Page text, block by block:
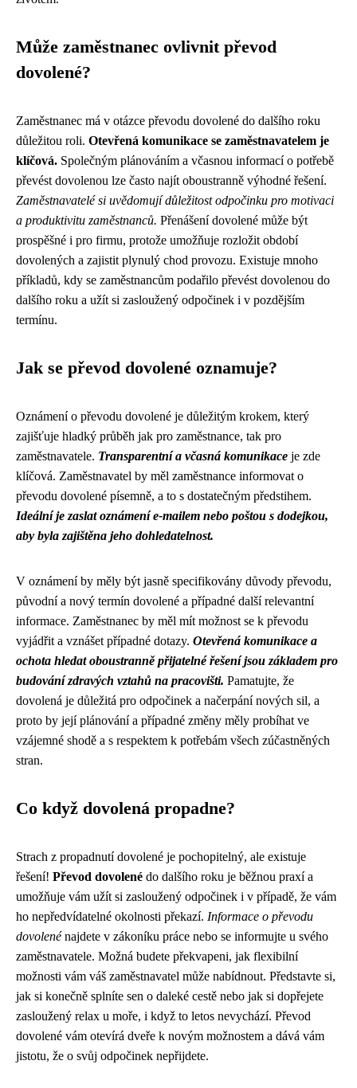
Může zaměstnanec ovlivnit převod
dovolené?
Zaměstnanec má v otázce převodu dovolené do dalšího roku
důležitou roli. Otevřená komunikace se zaměstnavatelem je
klíčová. Společným plánováním a včasnou informací o potřebě
převést dovolenou lze často najít oboustranně výhodné řešení.
Zaměstnavatelé si uvědomují důležitost odpočinku pro motivaci
a produktivitu zaměstnanců. Přenášení dovolené může být
prospěšné i pro firmu, protože umožňuje rozložit období
dovolených a zajistit plynulý chod provozu. Existuje mnoho
příkladů, kdy se zaměstnancům podařilo převést dovolenou do
dalšího roku a užít si zasloužený odpočinek i v pozdějším
termínu.
Jak se převod dovolené oznamuje?
Oznámení o převodu dovolené je důležitým krokem, který
zajišťuje hladký průběh jak pro zaměstnance, tak pro
zaměstnavatele. Transparentní a včasná komunikace je zde
klíčová. Zaměstnavatel by měl zaměstnance informovat o
převodu dovolené písemně, a to s dostatečným předstihem.
Ideální je zaslat oznámení e-mailem nebo poštou s dodejkou,
aby byla zajištěna jeho dohledatelnost.
V oznámení by měly být jasně specifikovány důvody převodu,
původní a nový termín dovolené a případné další relevantní
informace. Zaměstnanec by měl mít možnost se k převodu
vyjádřit a vznášet případné dotazy. Otevřená komunikace a
ochota hledat oboustranně přijatelné řešení jsou základem pro
budování zdravých vztahů na pracovišti. Pamatujte, že
dovolená je důležitá pro odpočinek a načerpání nových sil, a
proto by její plánování a případné změny měly probíhat ve
vzájemné shodě a s respektem k potřebám všech zúčastněných
stran.
Co když dovolená propadne?
Strach z propadnutí dovolené je pochopitelný, ale existuje
řešení! Převod dovolené do dalšího roku je běžnou praxí a
umožňuje vám užít si zasloužený odpočinek i v případě, že vám
ho nepředvídatelné okolnosti překazí. Informace o převodu
dovolenénajdete v zákoníku práce nebo se informujte u svého
zaměstnavatele. Možná budete překvapeni, jak flexibilní
možnosti vám váš zaměstnavatel může nabídnout. Představte si,
jak si konečně splníte sen o daleké cestě nebo jak si dopřejete
zasloužený relax u moře, i když to letos nevychází. Převod
dovolené vám otevírá dveře k novým možnostem a dává vám
jistotu, že o svůj odpočinek nepřijdete.